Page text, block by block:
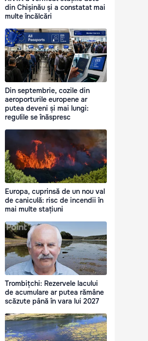
din Chișinău și a constatat mai
multe încălcări
Din septembrie, cozile din
aeroporturile europene ar
putea deveni și mai lungi:
regulile se înăspresc
Europa, cuprinsă de un nou val
de caniculă: risc de incendii în
mai multe stațiuni
Trombițchi: Rezervele lacului
de acumulare ar putea rămâne
scăzute până în vara lui 2027